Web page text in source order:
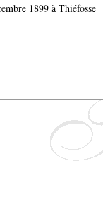
1899 à Thiéfosse